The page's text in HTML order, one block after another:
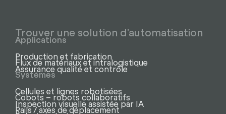
Trouver une solution d'automatisation
Applications
Production et fabrication
Flux de matériaux et intralogistique
Assurance qualité et contrôle
Systèmes
Cellules et lignes robotisées
Cobots – robots collaboratifs
Inspection visuelle assistée par IA
Rails / axes de déplacement